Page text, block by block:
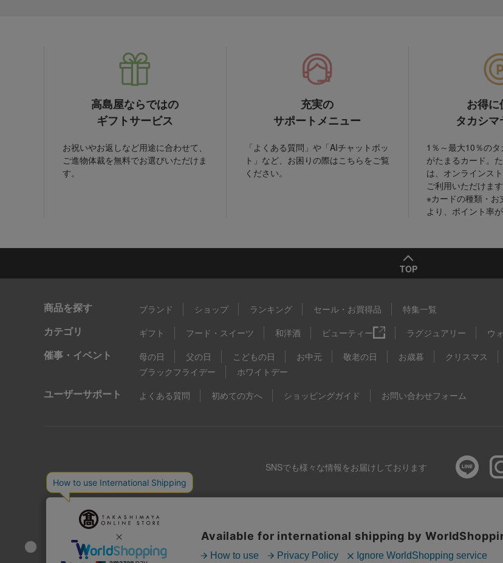
高島屋ならではの
ギフトサービス
お祝いやお返しなど用途に合わせて、
ご進物体裁を無料でお選びいただけま
す。
充実の
サポートメニュー
「よくある質問」や「AIチャットボッ
ト」など、お困りの際はこちらをご覧
ください。
お得に
タカシ
1％～最大10％の
がたまるカード。
は、オンラインス
ご利用いただけます
※カードの種類・お
より、ポイント率
TOP
商品を探す ブランド ショップ ランキング セール・お買得品 特集一覧
カテゴリ ギフト フード・スイーツ 和洋酒 ビューティー ラグジュアリー ウ
催事・イベント 母の日 父の日 こどもの日 お中元 敬老の日 お歳暮 クリスマス
ブラックフライデー
ホワイトデー
ユーザーサポート よくある質問 初めての方へ ショッピングガイド お問い合わせフォーム
SNSでも様々な情報をお届けしております
特定商取引法に基づく表示 プライバシーポリ